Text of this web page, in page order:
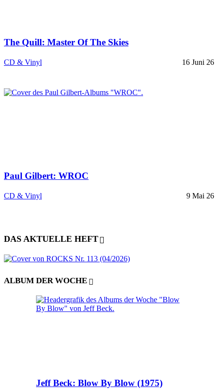
The Quill: Master Of The Skies
CD & Vinyl 16 Juni 26
Paul Gilbert: WROC
CD & Vinyl 9 Mai 26
DAS AKTUELLE HEFT
ALBUM DER WOCHE
Jeff Beck: Blow By Blow (1975)